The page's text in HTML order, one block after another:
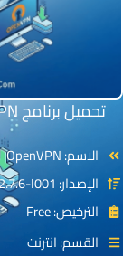
الاسم: OpenVPN
الإصدار: v2.7.6-I001
الترخيص: Free
القسم: انترنت